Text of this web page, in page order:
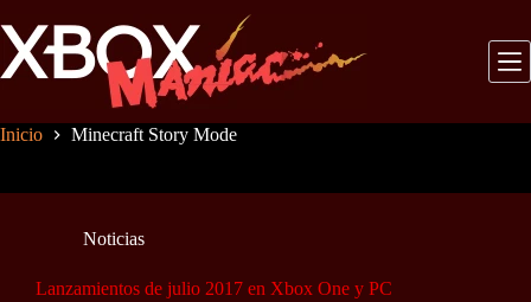
al
contenido
Inicio Minecraft Story Mode
Noticias
Lanzamientos de julio 2017 en Xbox One y PC